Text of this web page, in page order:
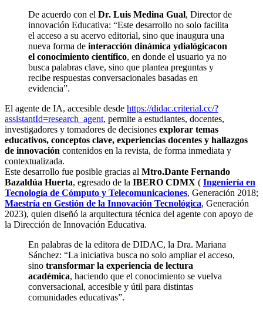
De acuerdo con el Dr. Luis Medina Gual, Director de
innovación Educativa: “Este desarrollo no solo facilita
el acceso a su acervo editorial, sino que inaugura una
nueva forma de interacción dinámica ydialógicacon
el conocimiento científico, en donde el usuario ya no
busca palabras clave, sino que plantea preguntas y
recibe respuestas conversacionales basadas en
evidencia”.
El agente de IA, accesible desde https://didac.criterial.cc/?
assistantId=research_agent, permite a estudiantes, docentes,
investigadores y tomadores de decisiones explorar temas
educativos, conceptos clave, experiencias docentes y hallazgos
de innovación contenidos en la revista, de forma inmediata y
contextualizada.
Este desarrollo fue posible gracias al Mtro.Dante Fernando
Bazaldúa Huerta, egresado de la IBERO CDMX ( Ingeniería en
Tecnología de Cómputo y Telecomunicaciones, Generación 2018;
Maestría en Gestión de la Innovación Tecnológica, Generación
2023), quien diseñó la arquitectura técnica del agente con apoyo de
la Dirección de Innovación Educativa.
En palabras de la editora de DIDAC, la Dra. Mariana
Sánchez: “La iniciativa busca no solo ampliar el acceso,
sino transformar la experiencia de lectura
académica, haciendo que el conocimiento se vuelva
conversacional, accesible y útil para distintas
comunidades educativas”.